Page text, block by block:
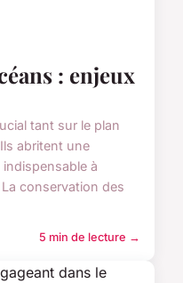
: enjeux
tant sur le plan
abritent une
à
conservation des
5 min de lecture →